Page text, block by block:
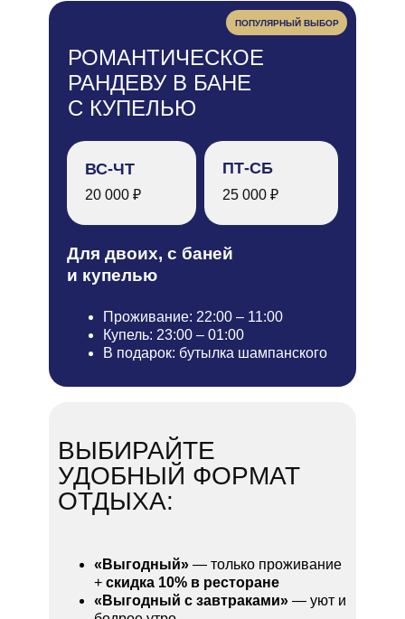
Для двоих, с баней
и купелью
Проживание: 22:00 – 11:00
Купель: 23:00 – 01:00
В подарок: бутылка шампанского
РОМАНТИЧЕСКОЕ
РАНДЕВУ В БАНЕ
С КУПЕЛЬЮ
20 000 ₽
ВС-ЧТ
25 000 ₽
ПТ-СБ
ПОПУЛЯРНЫЙ ВЫБОР
«Выгодный» — только проживание
+ скидка 10% в ресторане
«Выгодный с завтраками» — уют и
ВЫБИРАЙТЕ
УДОБНЫЙ ФОРМАТ
ОТДЫХА: